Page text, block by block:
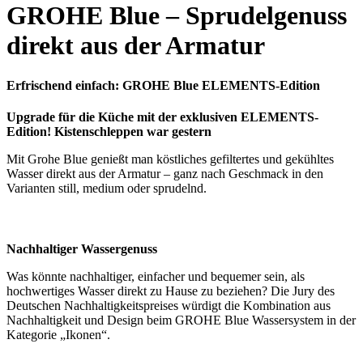
GROHE Blue – Sprudelgenuss
direkt aus der Armatur
Erfrischend einfach: GROHE Blue ELEMENTS-Edition
Upgrade für die Küche mit der exklusiven ELEMENTS-
Edition! Kistenschleppen war gestern
Mit Grohe Blue genießt man köstliches gefiltertes und gekühltes
Wasser direkt aus der Armatur – ganz nach Geschmack in den
Varianten still, medium oder sprudelnd.
Nachhaltiger Wassergenuss
Was könnte nachhaltiger, einfacher und bequemer sein, als
hochwertiges Wasser direkt zu Hause zu beziehen? Die Jury des
Deutschen Nachhaltigkeitspreises würdigt die Kombination aus
Nachhaltigkeit und Design beim GROHE Blue Wassersystem in der
Kategorie „Ikonen“.